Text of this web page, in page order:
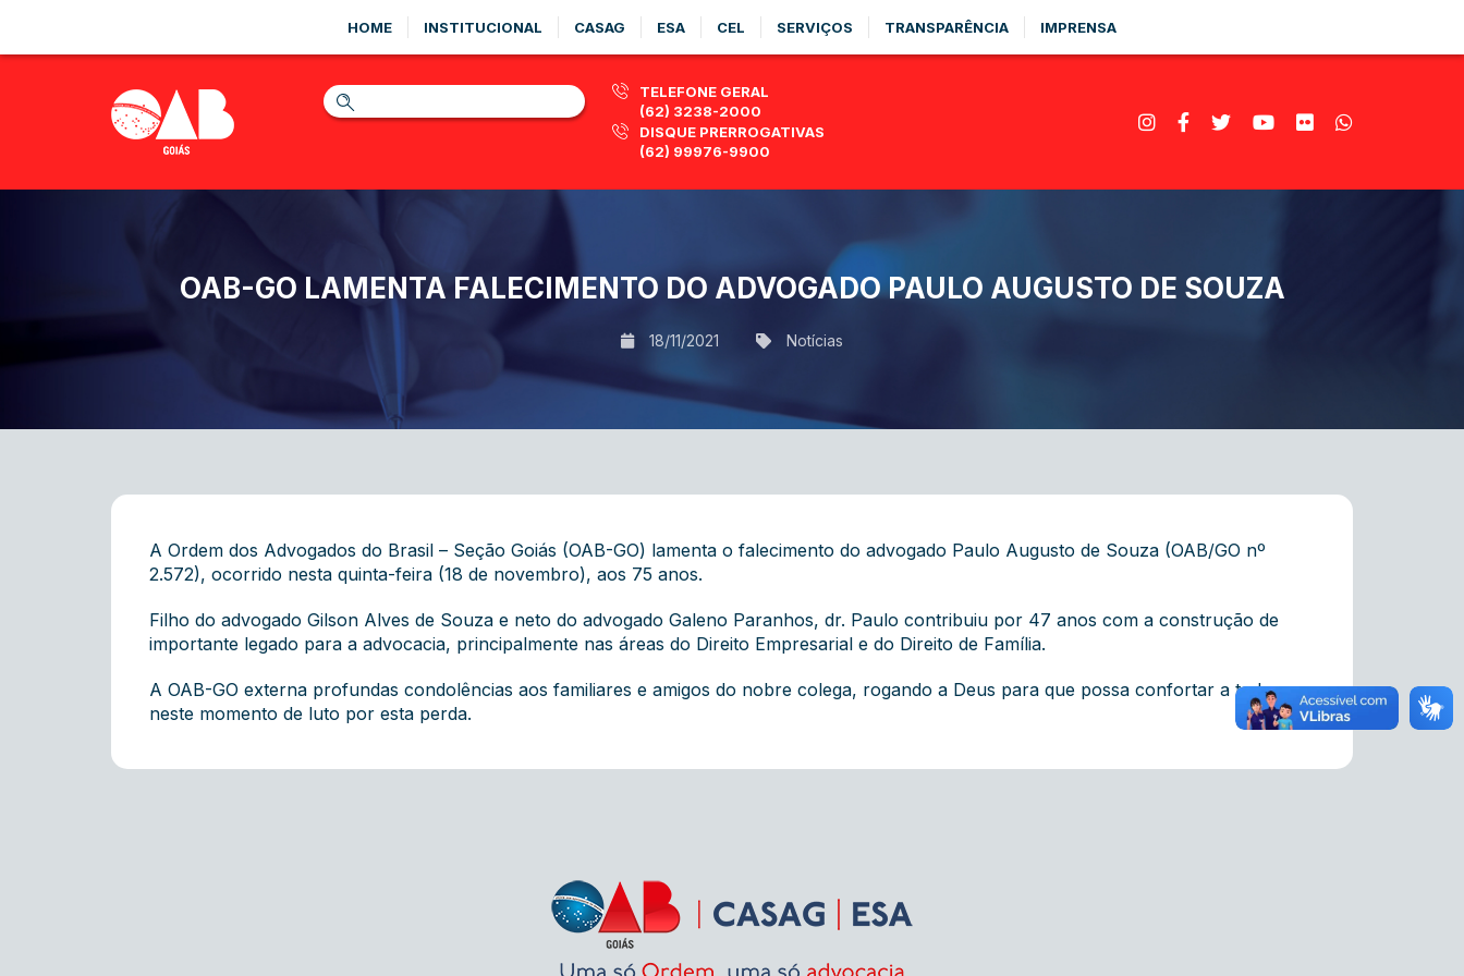
HOME INSTITUCIONAL CASAG ESA CEL SERVIÇOS TRANSPARÊNCIA IMPRENSA
TELEFONE GERAL
(62) 3238-2000
DISQUE PRERROGATIVAS
(62) 99976-9900
OAB-GO LAMENTA FALECIMENTO DO ADVOGADO PAULO AUGUSTO DE SOUZA
18/11/2021 Notícias
A Ordem dos Advogados do Brasil – Seção Goiás (OAB-GO) lamenta o falecimento do advogado Paulo Augusto de Souza (OAB/GO nº
2.572), ocorrido nesta quinta-feira (18 de novembro), aos 75 anos.
Filho do advogado Gilson Alves de Souza e neto do advogado Galeno Paranhos, dr. Paulo contribuiu por 47 anos com a construção de
importante legado para a advocacia, principalmente nas áreas do Direito Empresarial e do Direito de Família.
A OAB-GO externa profundas condolências aos familiares e amigos do nobre colega, rogando a Deus para que possa confortar a todos
neste momento de luto por esta perda.